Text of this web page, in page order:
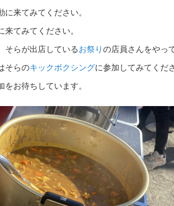
に来てみてください。
来てみてください。
そらが出店しているお祭りの店員さんをやっ
そらのキックボクシングに参加してみてくだ
お待ちしています。